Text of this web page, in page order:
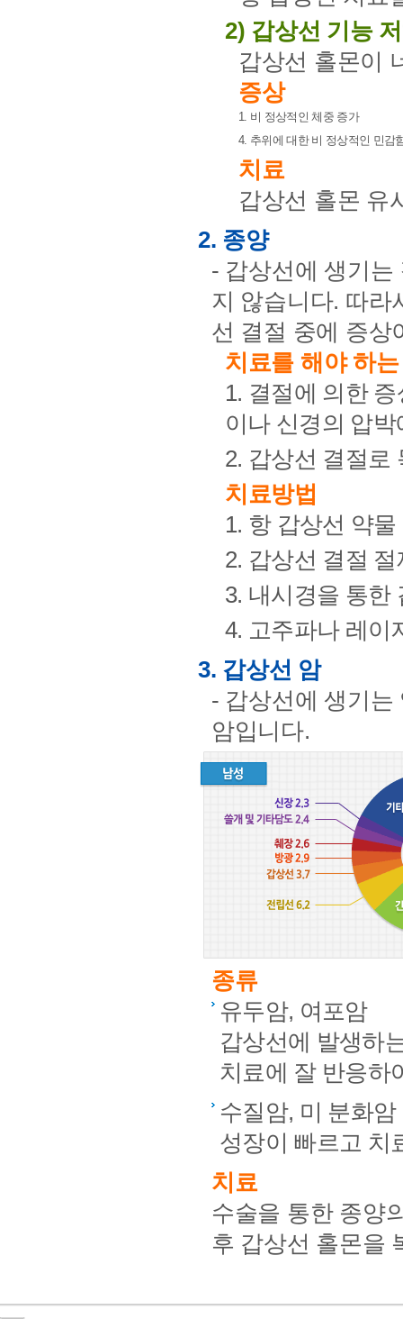
2) 갑상선 기능
갑상선 홀몬이
증상
1. 비 정상적인 체중 증가
4. 추위에 대한 비 정상적인 민감
치료
갑상선 홀몬 유
2. 종양
- 갑상선에 생기는
지 않습니다. 따라
선 결절 중에 증상
치료를 해야 하
1. 결절에 의한
이나 신경의 압
2. 갑상선 결절로
치료방법
1. 항 갑상선 약물
2. 갑상선 결절
3. 내시경을 통한
4. 고주파나 레이
3. 갑상선 암
- 갑상선에 생기는
암입니다.
종류
유두암, 여포암
갑상선에 발생하
치료에 잘 반응하
수질암, 미 분화암
성장이 빠르고 치
치료
수술을 통한 종양
후 갑상선 홀몬을